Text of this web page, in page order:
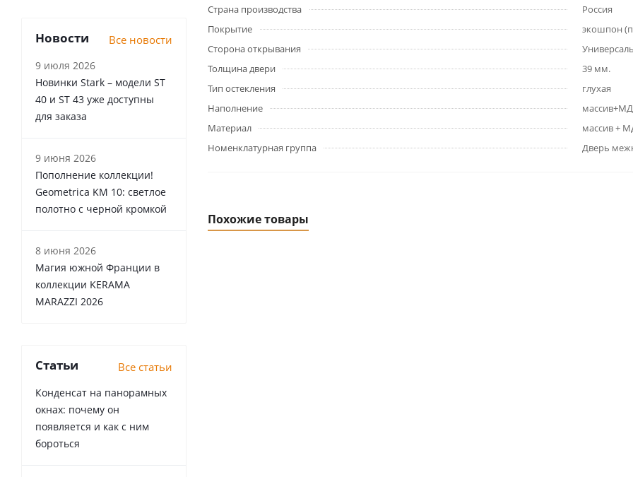
Страна производства
Россия
Покрытие
экошпон
Сторона открывания
Толщина двери
39 мм.
Тип остекления
глухая
Наполнение
Материал
массив +
Номенклатурная группа
Дверь
Похожие товары
Новости Все новости
9 июля 2026
Новинки Stark – модели ST
40 и ST 43 уже доступны
для заказа
9 июня 2026
Пополнение коллекции!
Geometrica KM 10: светлое
полотно с черной кромкой
8 июня 2026
Магия южной Франции в
коллекции KERAMA
MARAZZI 2026
Статьи Все статьи
Конденсат на панорамных
окнах: почему он
появляется и как с ним
бороться